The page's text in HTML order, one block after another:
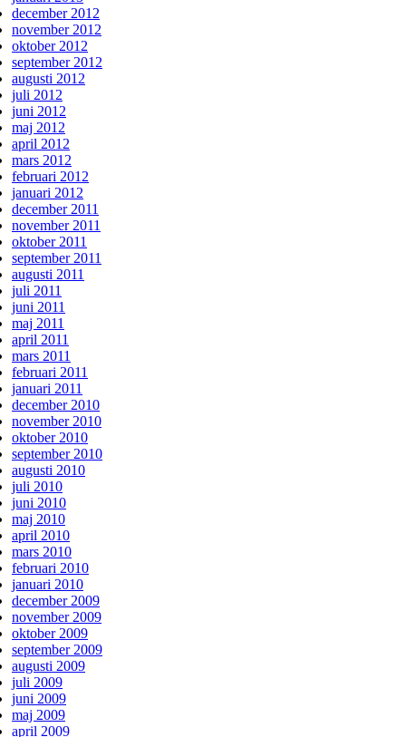
december 2012
november 2012
oktober 2012
september 2012
augusti 2012
juli 2012
juni 2012
maj 2012
april 2012
mars 2012
februari 2012
januari 2012
december 2011
november 2011
oktober 2011
september 2011
augusti 2011
juli 2011
juni 2011
maj 2011
april 2011
mars 2011
februari 2011
januari 2011
december 2010
november 2010
oktober 2010
september 2010
augusti 2010
juli 2010
juni 2010
maj 2010
april 2010
mars 2010
februari 2010
januari 2010
december 2009
november 2009
oktober 2009
september 2009
augusti 2009
juli 2009
juni 2009
maj 2009
april 2009